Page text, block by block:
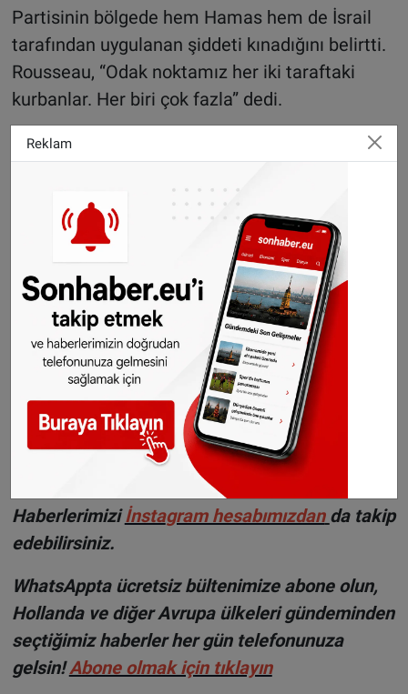
Partisinin bölgede hem Hamas hem de İsrail
tarafından uygulanan şiddeti kınadığını belirtti.
Rousseau, “Odak noktamız her iki taraftaki
kurbanlar. Her biri çok fazla” dedi.
MR özür talep ediyor
MR (Reform Hareket) Partisi Brüksel
departmanı, Ahidar'ın "kabul edilemez
açıklamaları" nedeniyle özür talep ediyor. David
Leisterh, “Ahıdar ile aynı mecliste bulunmaktan
utanıyorum. Vooruit Partisi büyük bir jest
yapmalı ve özür dilemeli. Çünkü bizden farklı
şeyler bekleyen o kadar çok mağdur var ki”
şeklinde ifade kullandı.
Haber: Halil Uygun
©Sonhaber.eu
Fotoğraf: Facebook
Haberlerimizi İnstagram hesabımızdan da takip
edebilirsiniz.
WhatsAppta ücretsiz bültenimize abone olun,
Hollanda ve diğer Avrupa ülkeleri gündeminden
seçtiğimiz haberler her gün telefonunuza
gelsin!Abone olmak için tıklayın
Reklam